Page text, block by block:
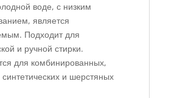
воде, с низким
является
Подходит для
и ручной стирки.
для комбинированных,
и шерстяных